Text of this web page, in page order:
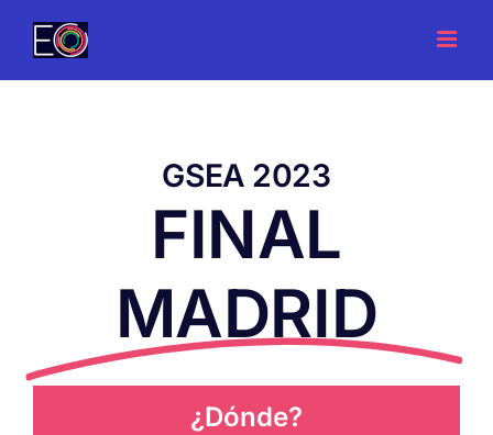
GSEA 2023
FINAL
MADRID
¿Dónde?